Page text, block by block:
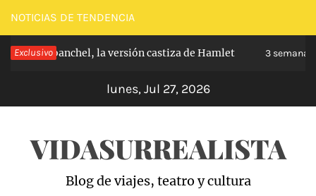
Saltar
al
contenido
NOTICIAS DE TENDENCIA
Exclusivo
de Carabanchel, la versión castiza de Hamlet 3 semanas
lunes, Jul 27, 2026
VIDASURREALISTA
Blog de viajes, teatro y cultura